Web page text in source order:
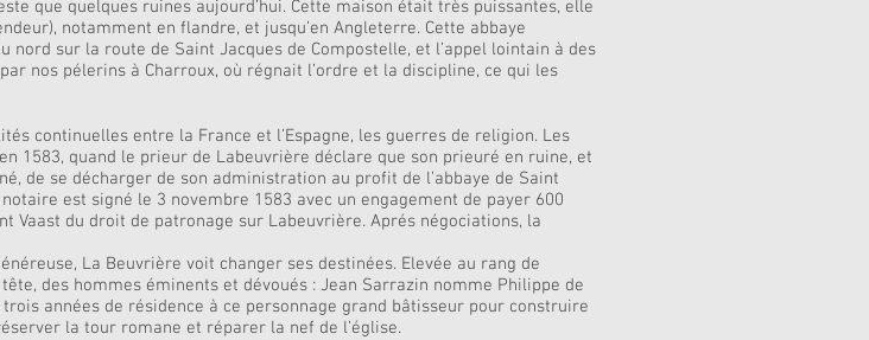
que quelques ruines aujourd’hui. Cette maison était très puissantes, elle
notamment en flandre, et jusqu’en Angleterre. Cette abbaye
nord sur la route de Saint Jacques de Compostelle, et l’appel lointain à des
nos pélerins à Charroux, où régnait l’ordre et la discipline, ce qui les
continuelles entre la France et l’Espagne, les guerres de religion. Les
1583, quand le prieur de Labeuvrière déclare que son prieuré en ruine, et
de se décharger de son administration au profit de l’abbaye de Saint
est signé le 3 novembre 1583 avec un engagement de payer 600
Vaast du droit de patronage sur Labeuvrière. Aprés négociations, la
La Beuvrière voit changer ses destinées. Elevée au rang de
des hommes éminents et dévoués : Jean Sarrazin nomme Philippe de
années de résidence à ce personnage grand bâtisseur pour construire
la tour romane et réparer la nef de l’église.